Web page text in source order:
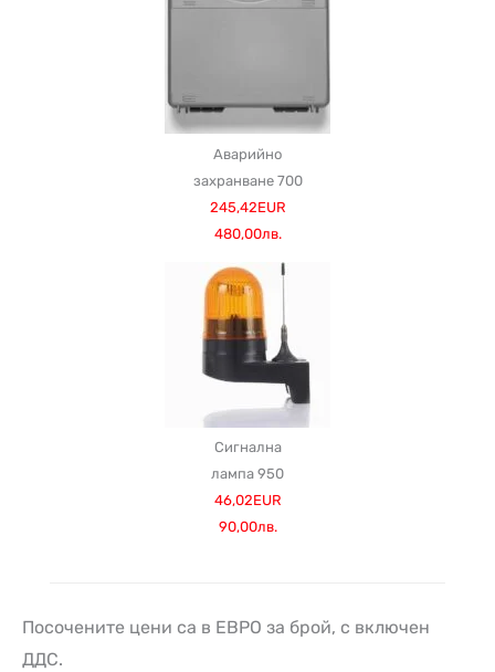
Аварийно
захранване 700
245,42EUR
480,00лв.
Сигнална
лампа 950
46,02EUR
90,00лв.
Посочените цени са в ЕВРО за брой, с включен
ДДС.